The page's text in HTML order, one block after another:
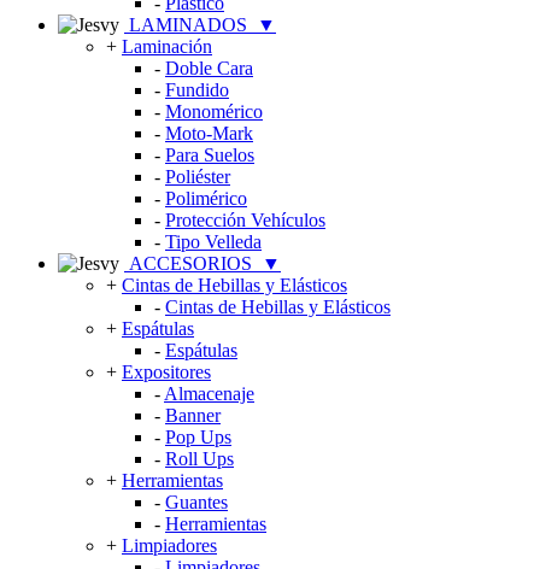
LAMINADOS
▼
+ Laminación
- Doble Cara
- Fundido
- Monomérico
- Moto-Mark
- Para Suelos
- Poliéster
- Polimérico
- Protección Vehículos
- Tipo Velleda
ACCESORIOS
▼
+ Cintas de Hebillas y Elásticos
- Cintas de Hebillas y Elásticos
+ Espátulas
- Espátulas
+ Expositores
- Almacenaje
- Banner
- Pop Ups
- Roll Ups
+ Herramientas
- Guantes
- Herramientas
+ Limpiadores